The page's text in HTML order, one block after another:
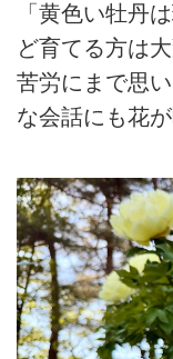
「黄色い牡丹
ど育てる方は
苦労にまで思
な会話にも花が